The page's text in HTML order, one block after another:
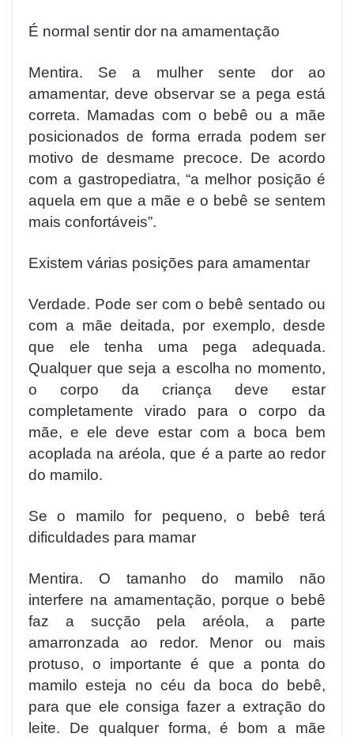
É normal sentir dor na amamentação
Mentira. Se a mulher sente dor ao
amamentar, deve observar se a pega está
correta. Mamadas com o bebê ou a mãe
posicionados de forma errada podem ser
motivo de desmame precoce. De acordo
com a gastropediatra, “a melhor posição é
aquela em que a mãe e o bebê se sentem
mais confortáveis”.
Existem várias posições para amamentar
Verdade. Pode ser com o bebê sentado ou
com a mãe deitada, por exemplo, desde
que ele tenha uma pega adequada.
Qualquer que seja a escolha no momento,
o corpo da criança deve estar
completamente virado para o corpo da
mãe, e ele deve estar com a boca bem
acoplada na aréola, que é a parte ao redor
do mamilo.
Se o mamilo for pequeno, o bebê terá
dificuldades para mamar
Mentira. O tamanho do mamilo não
interfere na amamentação, porque o bebê
faz a sucção pela aréola, a parte
amarronzada ao redor. Menor ou mais
protuso, o importante é que a ponta do
mamilo esteja no céu da boca do bebê,
para que ele consiga fazer a extração do
leite. De qualquer forma, é bom a mãe